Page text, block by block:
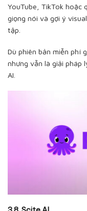
YouTube, TikTok hoặc
giọng nói và gợi ý
tập.
Dù phiên bản miễn phí
nhưng vẫn là giải pháp
AI.